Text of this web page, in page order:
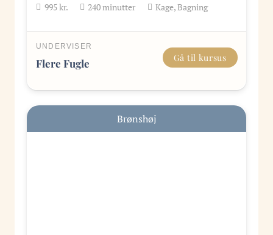
995kr. 240minutter Kage, Bagning
UNDERVISER
Flere Fugle Gå til kursus
Brønshøj